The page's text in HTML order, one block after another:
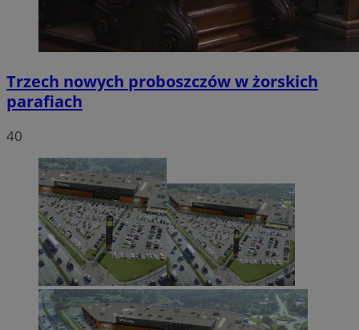
Trzech nowych proboszczów w żorskich
parafiach
40